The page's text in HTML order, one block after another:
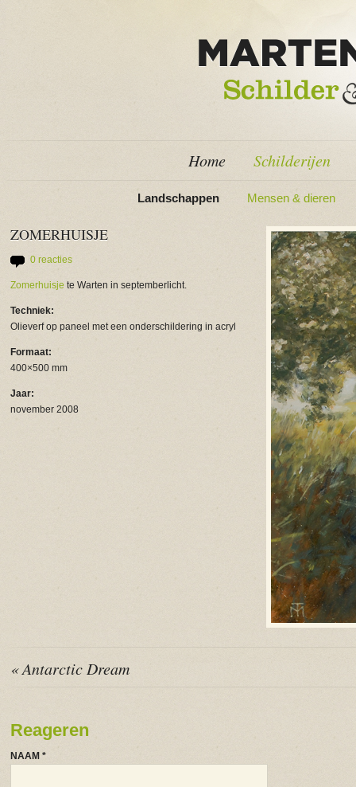
Home Schilderijen
Landschappen Mensen & dieren
ZOMERHUISJE
0 reacties
Zomerhuisje te Warten in septemberlicht.
Techniek:
Olieverf op paneel met een onderschildering in acryl
Formaat:
400×500 mm
Jaar:
november 2008
« Antarctic Dream
Reageren
NAAM *